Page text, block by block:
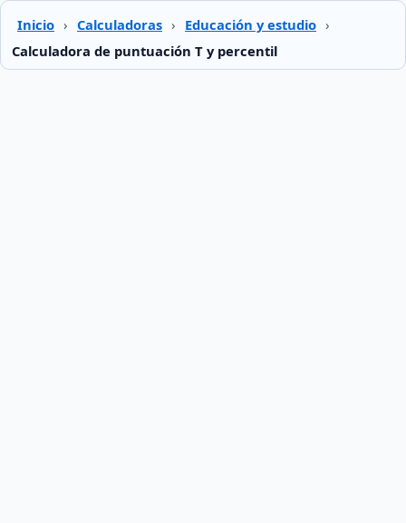
Inicio › Calculadoras › Educación y estudio ›
Calculadora de puntuación T y percentil